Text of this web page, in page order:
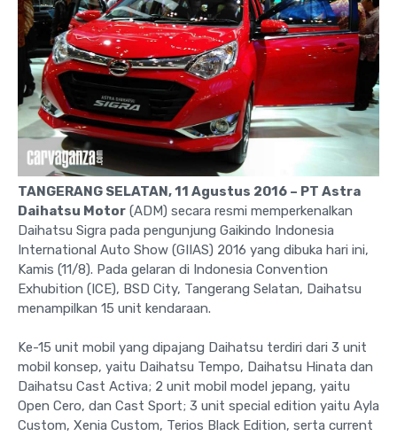
TANGERANG SELATAN, 11 Agustus 2016 – PT Astra
Daihatsu Motor (ADM) secara resmi memperkenalkan
Daihatsu Sigra pada pengunjung Gaikindo Indonesia
International Auto Show (GIIAS) 2016 yang dibuka hari ini,
Kamis (11/8). Pada gelaran di Indonesia Convention
Exhubition (ICE), BSD City, Tangerang Selatan, Daihatsu
menampilkan 15 unit kendaraan.
Ke-15 unit mobil yang dipajang Daihatsu terdiri dari 3 unit
mobil konsep, yaitu Daihatsu Tempo, Daihatsu Hinata dan
Daihatsu Cast Activa; 2 unit mobil model jepang, yaitu
Open Cero, dan Cast Sport; 3 unit special edition yaitu Ayla
Custom, Xenia Custom, Terios Black Edition, serta current